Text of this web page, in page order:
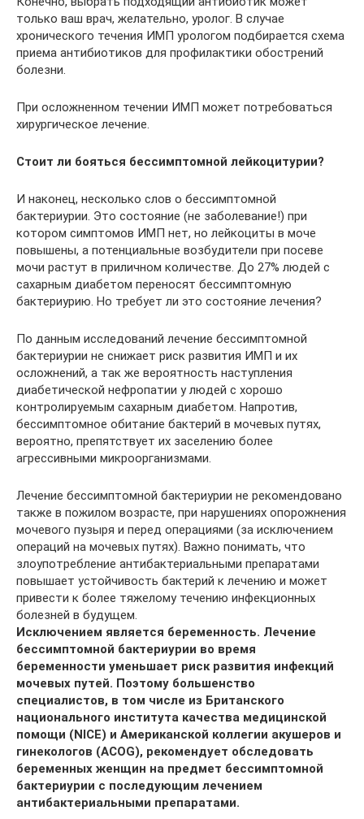
только ваш врач, желательно, уролог. В случае
хронического течения ИМП урологом подбирается схема
приема антибиотиков для профилактики обострений
болезни.
При осложненном течении ИМП может потребоваться
хирургическое лечение.
Стоит ли бояться бессимптомной лейкоцитурии?
И наконец, несколько слов о бессимптомной
бактериурии. Это состояние (не заболевание!) при
котором симптомов ИМП нет, но лейкоциты в моче
повышены, а потенциальные возбудители при посеве
мочи растут в приличном количестве. До 27% людей с
сахарным диабетом переносят бессимптомную
бактериурию. Но требует ли это состояние лечения?
По данным исследований лечение бессимптомной
бактериурии не снижает риск развития ИМП и их
осложнений, а так же вероятность наступления
диабетической нефропатии у людей с хорошо
контролируемым сахарным диабетом. Напротив,
бессимптомное обитание бактерий в мочевых путях,
вероятно, препятствует их заселению более
агрессивными микроорганизмами.
Лечение бессимптомной бактериурии не рекомендовано
также в пожилом возрасте, при нарушениях опорожнения
мочевого пузыря и перед операциями (за исключением
операций на мочевых путях). Важно понимать, что
злоупотребление антибактериальными препаратами
повышает устойчивость бактерий к лечению и может
привести к более тяжелому течению инфекционных
болезней в будущем.
Исключением является беременность. Лечение
бессимптомной бактериурии во время
беременности уменьшает риск развития инфекций
мочевых путей. Поэтому большенство
специалистов, в том числе из Британского
национального института качества медицинской
помощи (NICE) и Американской коллегии акушеров и
гинекологов (ACOG), рекомендует обследовать
беременных женщин на предмет бессимптомной
бактериурии с последующим лечением
антибактериальными препаратами.